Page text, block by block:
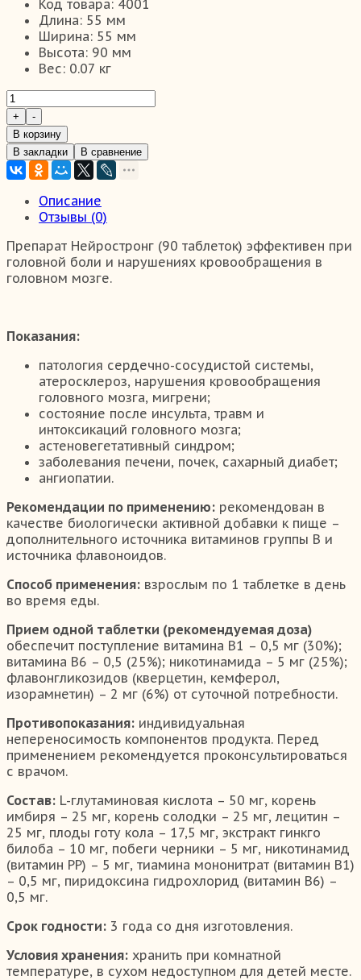
Код товара: 4001
Длина: 55 мм
Ширина: 55 мм
Высота: 90 мм
Вес: 0.07 кг
В корзину
В закладки
В сравнение
Описание
Отзывы (0)
Препарат Нейростронг (90 таблеток) эффективен при
головной боли и нарушениях кровообращения в
головном мозге.
Показания:
патология сердечно-сосудистой системы,
атеросклероз, нарушения кровообращения
головного мозга, мигрени;
состояние после инсульта, травм и
интоксикаций головного мозга;
астеновегетативный синдром;
заболевания печени, почек, сахарный диабет;
ангиопатии.
Рекомендации по применению: рекомендован в
качестве биологически активной добавки к пище –
дополнительного источника витаминов группы В и
источника флавоноидов.
Способ применения: взрослым по 1 таблетке в день
во время еды.
Прием одной таблетки (рекомендуемая доза)
обеспечит поступление витамина В1 – 0,5 мг (30%);
витамина В6 – 0,5 (25%); никотинамида – 5 мг (25%);
флавонгликозидов (кверцетин, кемферол,
изорамнетин) – 2 мг (6%) от суточной потребности.
Противопоказания: индивидуальная
непереносимость компонентов продукта. Перед
применением рекомендуется проконсультироваться
с врачом.
Состав: L-глутаминовая кислота – 50 мг, корень
имбиря – 25 мг, корень солодки – 25 мг, лецитин –
25 мг, плоды готу кола – 17,5 мг, экстракт гинкго
билоба – 10 мг, побеги черники – 5 мг, никотинамид
(витамин РР) – 5 мг, тиамина мононитрат (витамин В1)
– 0,5 мг, пиридоксина гидрохлорид (витамин В6) –
0,5 мг.
Срок годности: 3 года со дня изготовления.
Условия хранения: хранить при комнатной
температуре, в сухом недоступном для детей месте.